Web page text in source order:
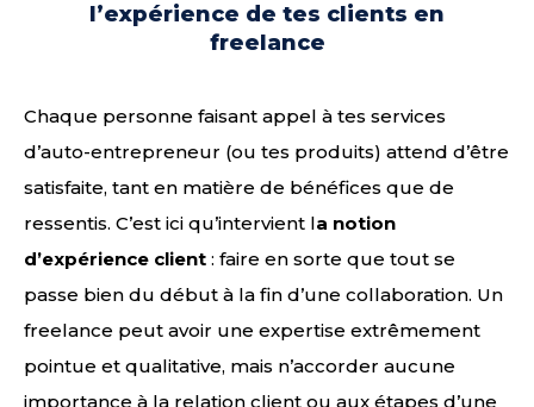
l’expérience de tes clients en
freelance
Chaque personne faisant appel à tes services
d’auto-entrepreneur (ou tes produits) attend d’être
satisfaite, tant en matière de bénéfices que de
ressentis. C’est ici qu’intervient la notion
d’expérience client : faire en sorte que tout se
passe bien du début à la fin d’une collaboration. Un
freelance peut avoir une expertise extrêmement
pointue et qualitative, mais n’accorder aucune
importance à la relation client ou aux étapes d’une